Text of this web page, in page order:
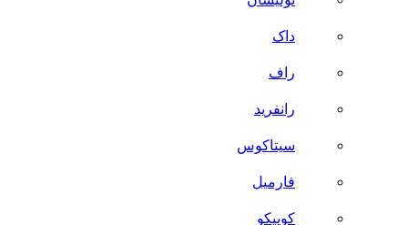
داک
راف
رانفرید
سیتاکوس
فارمیل
کوییکو